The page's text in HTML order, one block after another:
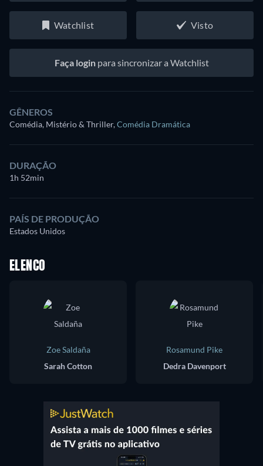
Watchlist Visto
Faça loginpara sincronizar a Watchlist
GÊNEROS
Comédia, Mistério & Thriller,Comédia Dramática
DURAÇÃO
1h 52min
PAÍS DE PRODUÇÃO
Estados Unidos
ELENCO
Zoe Saldaña
Sarah Cotton
Rosamund Pike
Dedra Davenport